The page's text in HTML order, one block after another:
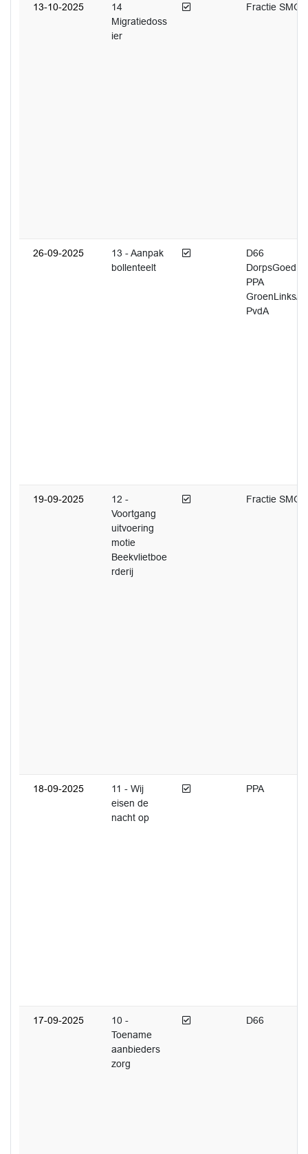
13-10-2025
14
Migratiedoss
ier
Afgedaan Fractie SMG
26-09-2025
13 - Aanpak
bollenteelt
Afgedaan
D66
DorpsGoed
PPA
GroenLinks/
PvdA
19-09-2025
12 -
Voortgang
uitvoering
motie
Beekvlietboe
rderij
Afgedaan Fractie SMG
18-09-2025
11 - Wij
eisen de
nacht op
Afgedaan PPA
17-09-2025
10 -
Toename
aanbieders
zorg
Afgedaan D66